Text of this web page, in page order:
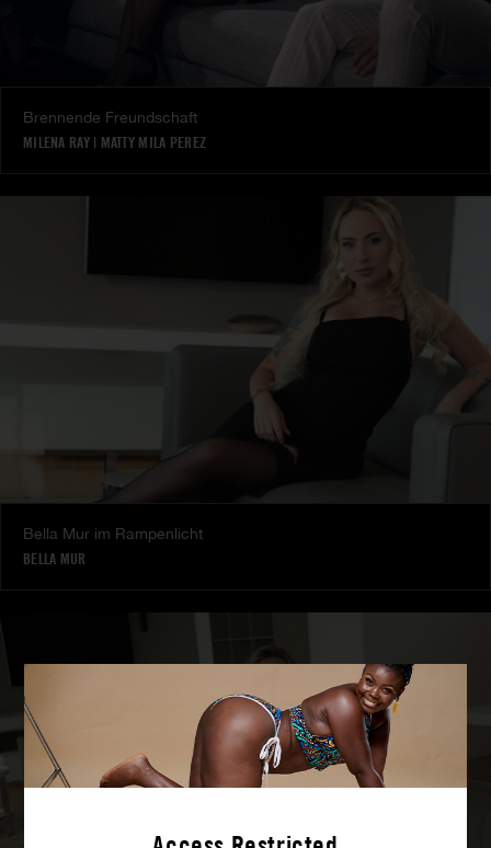
Brennende Freundschaft
MILENA RAY| MATTY MILA PEREZ
Bella Mur im Rampenlicht
BELLA MUR